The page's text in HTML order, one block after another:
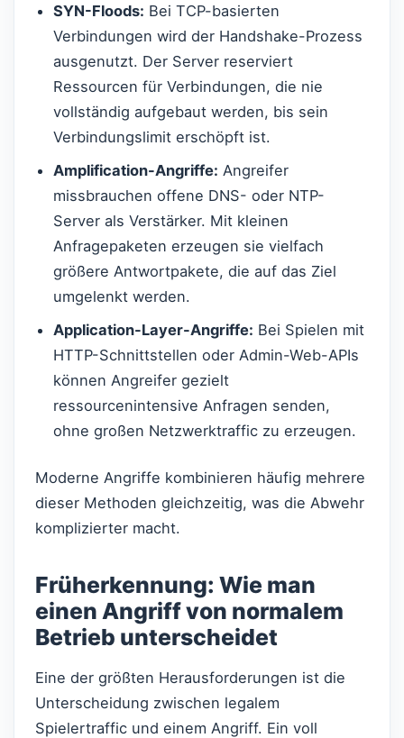
SYN-Floods: Bei TCP-basierten
Verbindungen wird der Handshake-Prozess
ausgenutzt. Der Server reserviert
Ressourcen für Verbindungen, die nie
vollständig aufgebaut werden, bis sein
Verbindungslimit erschöpft ist.
Amplification-Angriffe: Angreifer
missbrauchen offene DNS- oder NTP-
Server als Verstärker. Mit kleinen
Anfragepaketen erzeugen sie vielfach
größere Antwortpakete, die auf das Ziel
umgelenkt werden.
Application-Layer-Angriffe: Bei Spielen mit
HTTP-Schnittstellen oder Admin-Web-APIs
können Angreifer gezielt
ressourcenintensive Anfragen senden,
ohne großen Netzwerktraffic zu erzeugen.
Moderne Angriffe kombinieren häufig mehrere
dieser Methoden gleichzeitig, was die Abwehr
komplizierter macht.
Früherkennung: Wie man
einen Angriff von normalem
Betrieb unterscheidet
Eine der größten Herausforderungen ist die
Unterscheidung zwischen legalem
Spielertraffic und einem Angriff. Ein voll